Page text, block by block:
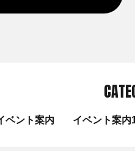
ベント案内 イベント案内